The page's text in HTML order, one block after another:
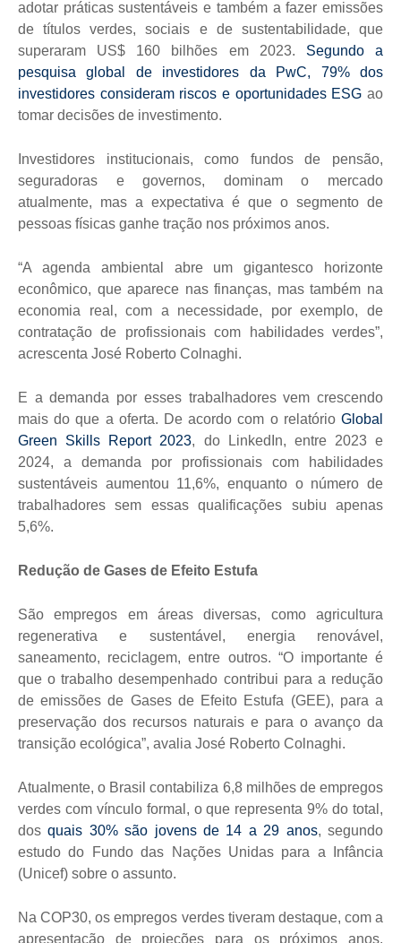
adotar práticas sustentáveis e também a fazer emissões
de títulos verdes, sociais e de sustentabilidade, que
superaram US$ 160 bilhões em 2023. Segundo a
pesquisa global de investidores da PwC, 79% dos
investidores consideram riscos e oportunidades ESG ao
tomar decisões de investimento.
Investidores institucionais, como fundos de pensão,
seguradoras e governos, dominam o mercado
atualmente, mas a expectativa é que o segmento de
pessoas físicas ganhe tração nos próximos anos.
“A agenda ambiental abre um gigantesco horizonte
econômico, que aparece nas finanças, mas também na
economia real, com a necessidade, por exemplo, de
contratação de profissionais com habilidades verdes”,
acrescenta José Roberto Colnaghi.
E a demanda por esses trabalhadores vem crescendo
mais do que a oferta. De acordo com o relatórioGlobal
Green Skills Report 2023, do LinkedIn, entre 2023 e
2024, a demanda por profissionais com habilidades
sustentáveis aumentou 11,6%, enquanto o número de
trabalhadores sem essas qualificações subiu apenas
5,6%.
Redução de Gases de Efeito Estufa
São empregos em áreas diversas, como agricultura
regenerativa e sustentável, energia renovável,
saneamento, reciclagem, entre outros. “O importante é
que o trabalho desempenhado contribui para a redução
de emissões de Gases de Efeito Estufa (GEE), para a
preservação dos recursos naturais e para o avanço da
transição ecológica”, avalia José Roberto Colnaghi.
Atualmente, o Brasil contabiliza 6,8 milhões de empregos
verdes com vínculo formal, o que representa 9% do total,
dosquais 30% são jovens de 14 a 29 anos, segundo
estudo do Fundo das Nações Unidas para a Infância
(Unicef) sobre o assunto.
Na COP30, os empregos verdes tiveram destaque, com a
apresentação de projeções para os próximos anos.